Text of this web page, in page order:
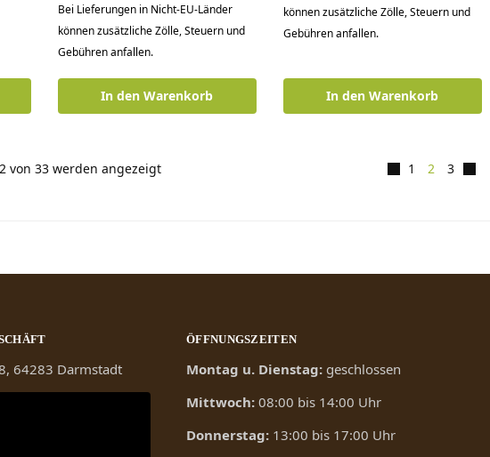
Bei Lieferungen in Nicht-EU-Länder
können zusätzliche Zölle, Steuern und
Gebühren anfallen.
In den Warenkorb
können zusätzliche Zölle, Steuern und
Gebühren anfallen.
In den Warenkorb
von 33 werden angezeigt 1 2 3
64283 Darmstadt
ÖFFNUNGSZEITEN
Montag u. Dienstag: geschlossen
Mittwoch: 08:00 bis 14:00 Uhr
Donnerstag: 13:00 bis 17:00 Uhr